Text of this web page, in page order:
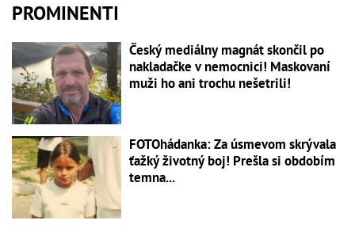
PROMINENTI
Český mediálny magnát skončil po
nakladačke v nemocnici! Maskovaní
muži ho ani trochu nešetrili!
FOTOhádanka: Za úsmevom skrývala
ťažký životný boj! Prešla si obdobím
temna...